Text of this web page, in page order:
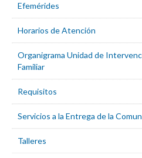
Efemérides
Horarios de Atención
Organigrama Unidad de
Familiar
Requisitos
Servicios a la Entrega de la
Talleres